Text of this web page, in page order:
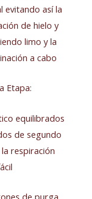
evitando así la
de hielo y
limo y la
a cabo
Etapa:
equilibrados
de segundo
respiración